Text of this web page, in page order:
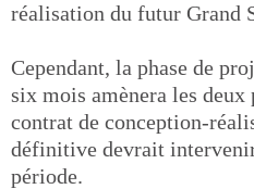
réalisation du futur Grand
Cependant, la phase de
six mois amènera les deux
contrat de conception-
définitive devrait
période.